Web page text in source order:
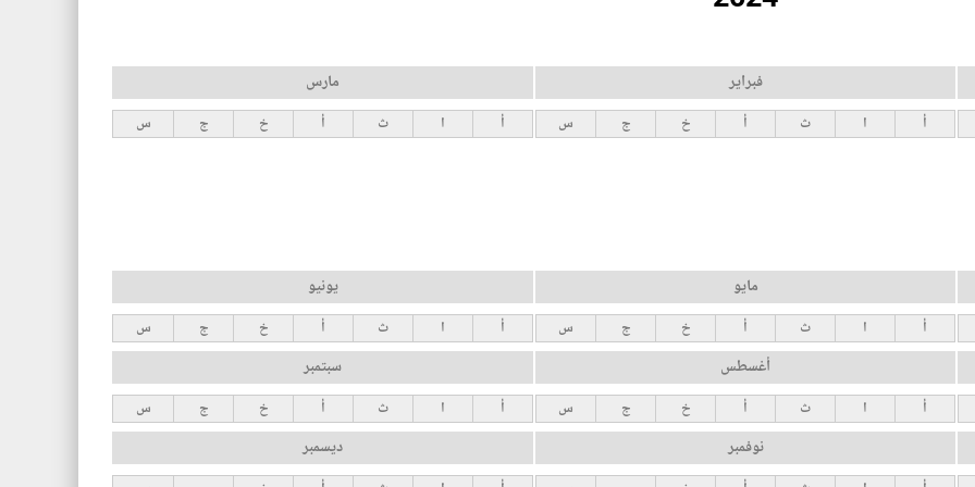
فبراير
أ ا ث أ خ ج س
مارس
أ ا ث أ خ ج س
مايو
أ ا ث أ خ ج س
يونيو
أ ا ث أ خ ج س
أغسطس
أ ا ث أ خ ج س
سبتمبر
أ ا ث أ خ ج س
نوفمبر ديسمبر